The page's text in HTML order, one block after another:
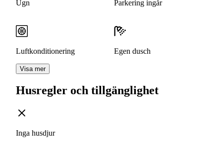
Ugn Parkering ingår
Luftkonditionering Egen dusch
Visa mer
Husregler och tillgänglighet
Inga husdjur